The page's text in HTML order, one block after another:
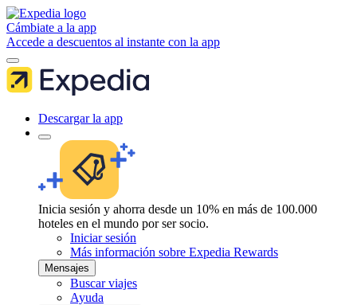
Cámbiate a la app
Accede a descuentos al instante con la app
Descargar la app
Inicia sesión y ahorra desde un 10% en más de 100.000
hoteles en el mundo por ser socio.
Iniciar sesión
Más información sobre Expedia Rewards
Mensajes
Buscar viajes
Ayuda